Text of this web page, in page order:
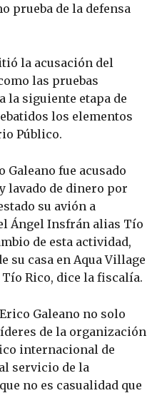
prueba de la defensa
la acusación del
las pruebas
la siguiente etapa de
los elementos
Público.
fue acusado
lavado de dinero por
su avión a
Ángel Insfrán alias Tío
de esta actividad,
su casa en Aqua Village
Rico, dice la fiscalía.
Galeano no solo
de la organización
internacional de
servicio de la
no es casualidad que